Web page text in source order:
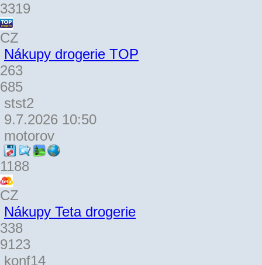
3319
CZ
Nákupy drogerie TOP
263
685
stst2
9.7.2026 10:50
motorov
1188
CZ
Nákupy Teta drogerie
338
9123
konf14